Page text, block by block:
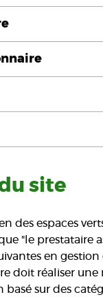
site
des espaces
"le prestataire
en
doit réaliser
basé sur des